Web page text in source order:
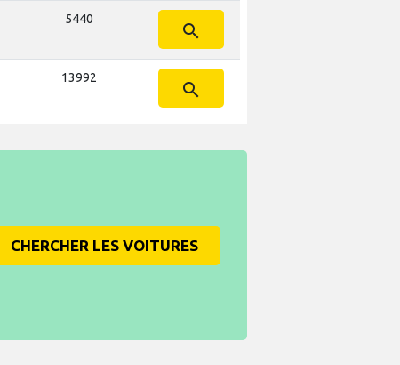
5440
search
13992
search
CHERCHER LES VOITURES